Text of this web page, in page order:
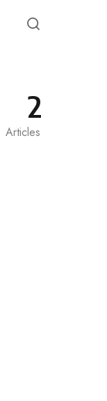
2
Articles